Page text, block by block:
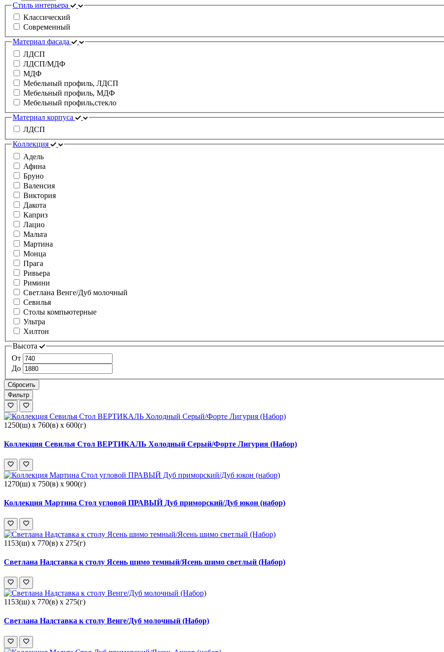
Стиль интерьера
Классический
Современный
Материал фасада
ЛДСП
ЛДСП/МДФ
МДФ
Мебельный профиль, ЛДСП
Мебельный профиль, МДФ
Мебельный профиль,стекло
Материал корпуса
ЛДСП
Коллекция
Адель
Афина
Бруно
Валенсия
Виктория
Дакота
Каприз
Лацио
Мальта
Мартина
Монца
Прага
Ривьера
Римини
Светлана Венге/Дуб молочный
Севилья
Столы компьютерные
Ультра
Хилтон
Высота
От
До
Сбросить
Фильтр
1250(ш) x 760(в) x 600(г)
Коллекция Севилья Стол ВЕРТИКАЛЬ Холодный Серый/Форте Лигурия (Набор)
1270(ш) x 750(в) x 900(г)
Коллекция Мартина Стол угловой ПРАВЫЙ Дуб приморский/Дуб юкон (набор)
1153(ш) x 770(в) x 275(г)
Светлана Надставка к столу Ясень шимо темный/Ясень шимо светлый (Набор)
1153(ш) x 770(в) x 275(г)
Светлана Надставка к столу Венге/Дуб молочный (Набор)